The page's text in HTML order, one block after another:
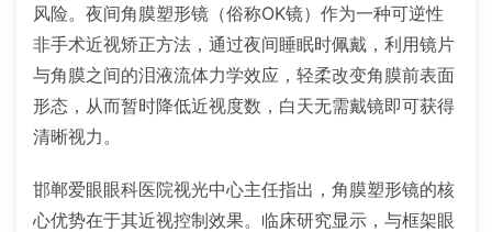
风险。夜间角膜塑形镜（俗称OK镜）作为一种可逆性
非手术近视矫正方法，通过夜间睡眠时佩戴，利用镜片
与角膜之间的泪液流体力学效应，轻柔改变角膜前表面
形态，从而暂时降低近视度数，白天无需戴镜即可获得
清晰视力。
邯郸爱眼眼科医院视光中心主任指出，角膜塑形镜的核
心优势在于其近视控制效果。临床研究显示，与框架眼